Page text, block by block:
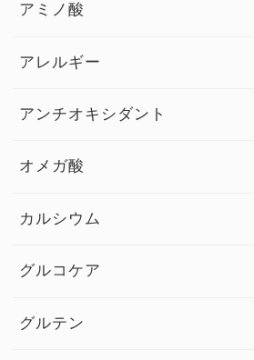
アミノ酸
アレルギー
アレルギー トップ
アンチオキシダント
オメガ酸
カルシウム
グルコケア
グルテン